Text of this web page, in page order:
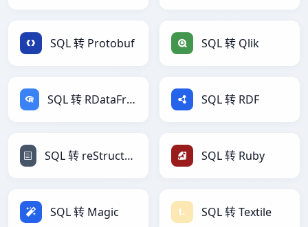
SQL 转 Protobuf SQL 转 Qlik
SQL 转 RDataFrame SQL 转 RDF
SQL 转 reStructuredText SQL 转 Ruby
SQL 转 Magic SQL 转 Textile